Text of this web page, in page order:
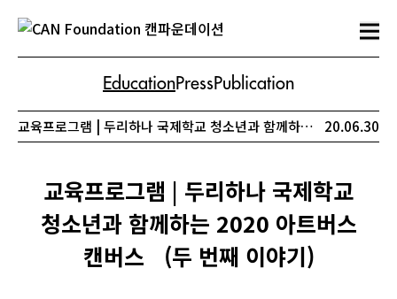
EducationPressPublication
교육프로그램 | 두리하나 국제학교 청소년과 함께하는 2020 아트버스 캔버스 (두 번째 이야기) 20.06.30
교육프로그램 | 두리하나 국제학교
청소년과 함께하는 2020 아트버스
캔버스 (두 번째 이야기)